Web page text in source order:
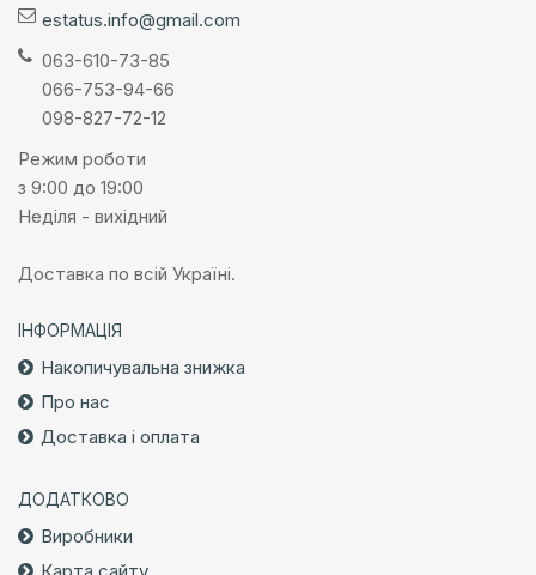
estatus.info@gmail.com
063-610-73-85
066-753-94-66
098-827-72-12
Режим роботи
з 9:00 до 19:00
Неділя - вихідний
Доставка по всій Україні.
ІНФОРМАЦІЯ
Накопичувальна знижка
Про нас
Доставка і оплата
ДОДАТКОВО
Виробники
Карта сайту